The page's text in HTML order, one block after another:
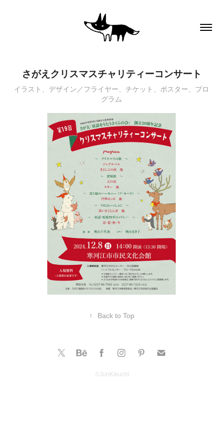
さがえクリスマスチャリティーコンサート
イラスト、デザイン／フライヤー、チケット、ポスター、プロ
グラム
↑ Back to Top
©️JunKikuchi